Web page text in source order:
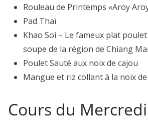
Rouleau de Printemps «Aroy
Pad Thaï
Khao Soi – Le fameux plat
soupe de la région de Chiang Mai
Poulet Sauté aux noix de cajou
Mangue et riz collant à la noix de
Cours du